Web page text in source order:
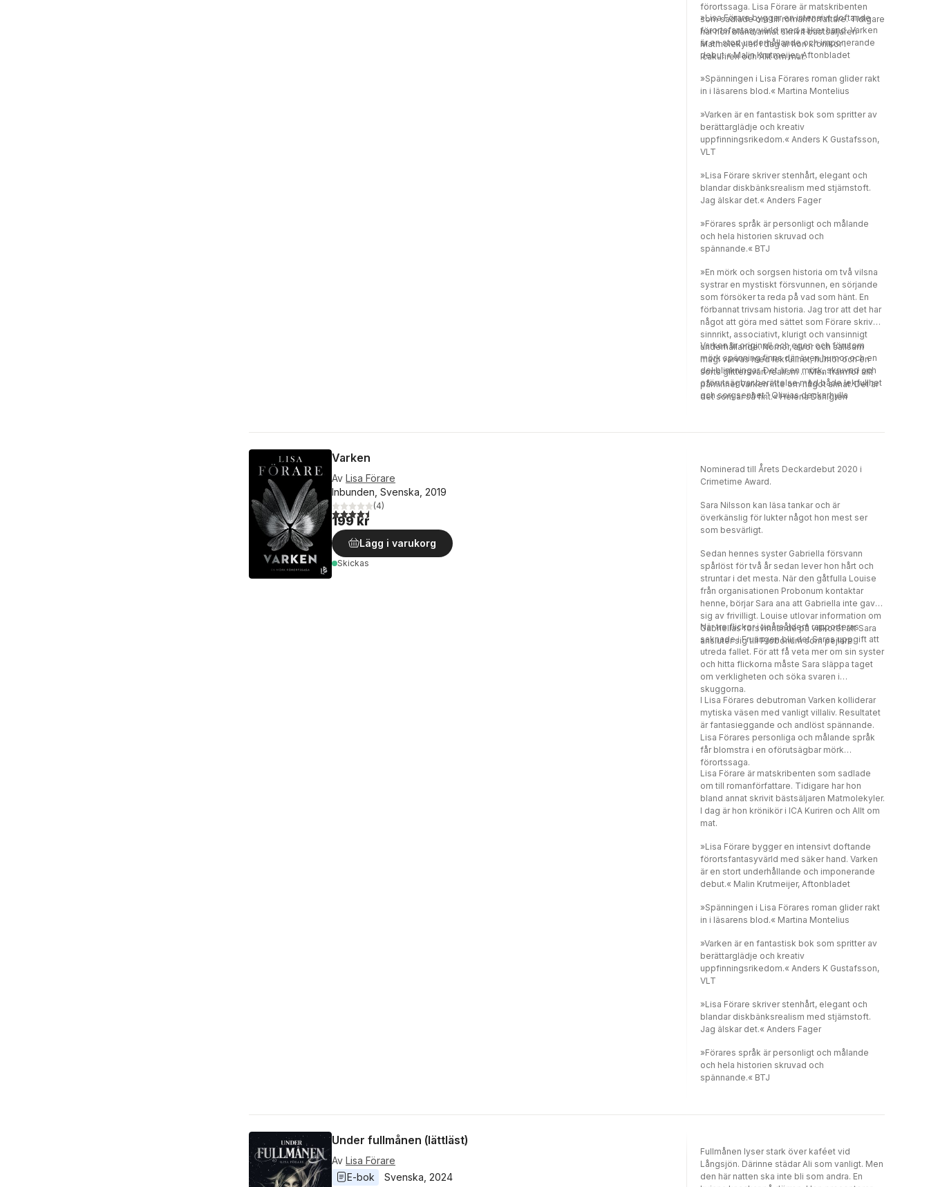
förortssaga. Lisa Förare är matskribenten
som sadlade om till romanförfattare. Tidigare
har hon bland annat skrivit bästsäljaren
Matmolekyler. I dag är hon krönikör i
Icakuriren och Allt om mat.
»Lisa Förare bygger en intensivt doftande
förortsfantasyvärld med säker hand. Varken
är en stort underhållande och imponerande
debut.« Malin Krutmeijer, Aftonbladet
»Spänningen i Lisa Förares roman glider rakt
in i läsarens blod.« Martina Montelius
»Varken är en fantastisk bok som spritter av
berättarglädje och kreativ
uppfinningsrikedom.« Anders K Gustafsson,
VLT
»Lisa Förare skriver stenhårt, elegant och
blandar diskbänksrealism med stjärnstoft.
Jag älskar det.« Anders Fager
»Förares språk är personligt och målande
och hela historien skruvad och
spännande.« BTJ
»En mörk och sorgsen historia om två vilsna
systrar en mystiskt försvunnen, en sörjande
som försöker ta reda på vad som hänt. En
förbannat trivsam historia. Jag tror att det har
något att göra med sättet som Förare skriver:
sinnrikt, associativt, klurigt och vansinnigt
underhållande. Nornor, älvor och sällsam
magi varvas med lekfullhet, humor och en
sorts glittersvart realism ... Men framför allt
påminner Varken inte om något annat. Det är
det som är så fint.« Helena Dahlgren
Varken är originell och egen och förutom
mörk spänning finns där även humor och en
del blinkningar. Det är en mörk, skruvad och
oförutsägbar berättelse med både lekfullhet
och sorgsenhet." Olivias deckarhylla
Varken
Av Lisa Förare
Inbunden, Svenska, 2019
4,5utav 5 stjärnor. Totalt antal röster:
(4)
199 kr
Lägg i varukorg
Skickas
Nominerad till Årets Deckardebut 2020 i
Crimetime Award.
Sara Nilsson kan läsa tankar och är
överkänslig för lukter något hon mest ser
som besvärligt.
Sedan hennes syster Gabriella försvann
spårlöst för två år sedan lever hon hårt och
struntar i det mesta. När den gåtfulla Louise
från organisationen Probonum kontaktar
henne, börjar Sara ana att Gabriella inte gav
sig av frivilligt. Louise utlovar information om
Gabriellas försvinnande på villkoret att Sara
ansluter sig till Probonum som pejlare.
När tre flickor i tioårsåldern rapporteras
saknade i Fruängen blir det Saras uppgift att
utreda fallet. För att få veta mer om sin syster
och hitta flickorna måste Sara släppa taget
om verkligheten och söka svaren i
skuggorna.
I Lisa Förares debutroman Varken kolliderar
mytiska väsen med vanligt villaliv. Resultatet
är fantasieggande och andlöst spännande.
Lisa Förares personliga och målande språk
får blomstra i en oförutsägbar mörk
förortssaga.
Lisa Förare är matskribenten som sadlade
om till romanförfattare. Tidigare har hon
bland annat skrivit bästsäljaren Matmolekyler.
I dag är hon krönikör i ICA Kuriren och Allt om
mat.
»Lisa Förare bygger en intensivt doftande
förortsfantasyvärld med säker hand. Varken
är en stort underhållande och imponerande
debut.« Malin Krutmeijer, Aftonbladet
»Spänningen i Lisa Förares roman glider rakt
in i läsarens blod.« Martina Montelius
»Varken är en fantastisk bok som spritter av
berättarglädje och kreativ
uppfinningsrikedom.« Anders K Gustafsson,
VLT
»Lisa Förare skriver stenhårt, elegant och
blandar diskbänksrealism med stjärnstoft.
Jag älskar det.« Anders Fager
»Förares språk är personligt och målande
och hela historien skruvad och
spännande.« BTJ
Under fullmånen (lättläst)
Av Lisa Förare
E-bok
Svenska 2024
Fullmånen lyser stark över kaféet vid
Långsjön. Därinne städar Ali som vanligt. Men
den här natten ska inte bli som andra. En